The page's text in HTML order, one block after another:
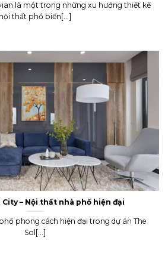
là một trong những xu hướng thiết kế
nội thất phổ biến[...]
City – Nội thất nhà phố hiện đại
phong cách hiện đại trong dự án The
Sol[...]